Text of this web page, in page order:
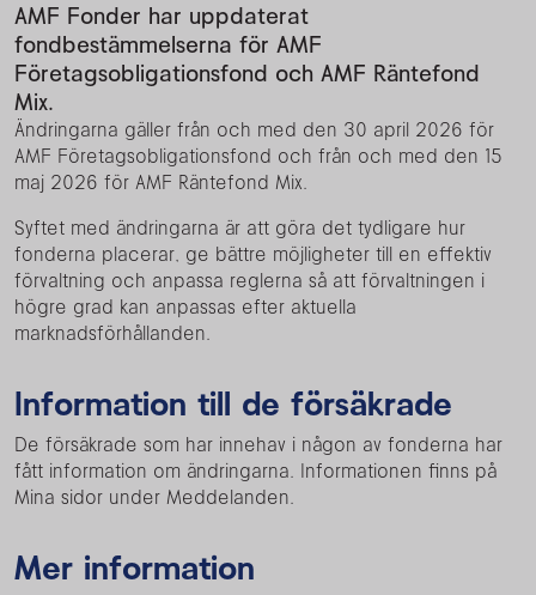
AMF Fonder har uppdaterat
fondbestämmelserna för AMF
Företagsobligationsfond och AMF Räntefond
Mix.
Ändringarna gäller från och med den 30 april 2026 för
AMF Företagsobligationsfond och från och med den 15
maj 2026 för AMF Räntefond Mix.
Syftet med ändringarna är att göra det tydligare hur
fonderna placerar, ge bättre möjligheter till en effektiv
förvaltning och anpassa reglerna så att förvaltningen i
högre grad kan anpassas efter aktuella
marknadsförhållanden.
Information till de försäkrade
De försäkrade som har innehav i någon av fonderna har
fått information om ändringarna. Informationen finns på
Mina sidor under Meddelanden.
Mer information